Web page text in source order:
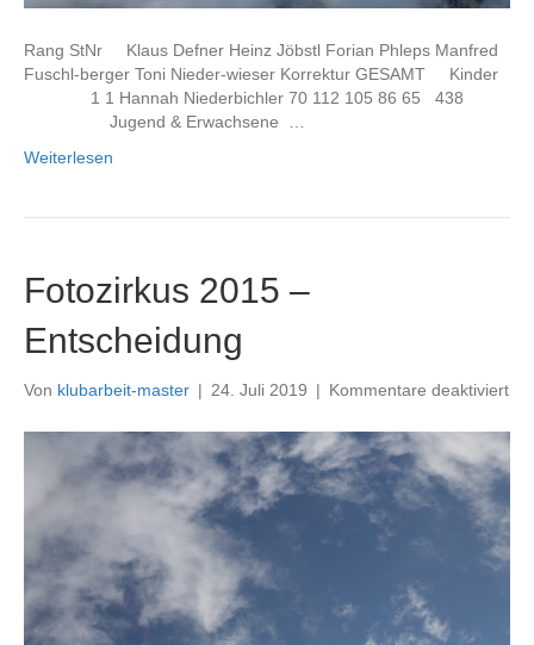
Rang StNr Klaus Defner Heinz Jöbstl Forian Phleps Manfred
Fuschl-berger Toni Nieder-wieser Korrektur GESAMT Kinder
1 1 Hannah Niederbichler 70 112 105 86 65 438
Jugend & Erwachsene …
Weiterlesen
Fotozirkus 2015 –
Entscheidung
Von klubarbeit-master | 24. Juli 2019 | Kommentare deaktiviertfür
–